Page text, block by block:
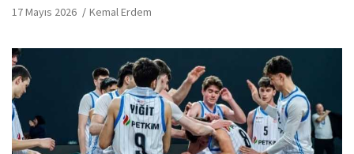
17 Mayıs 2026 Kemal Erdem